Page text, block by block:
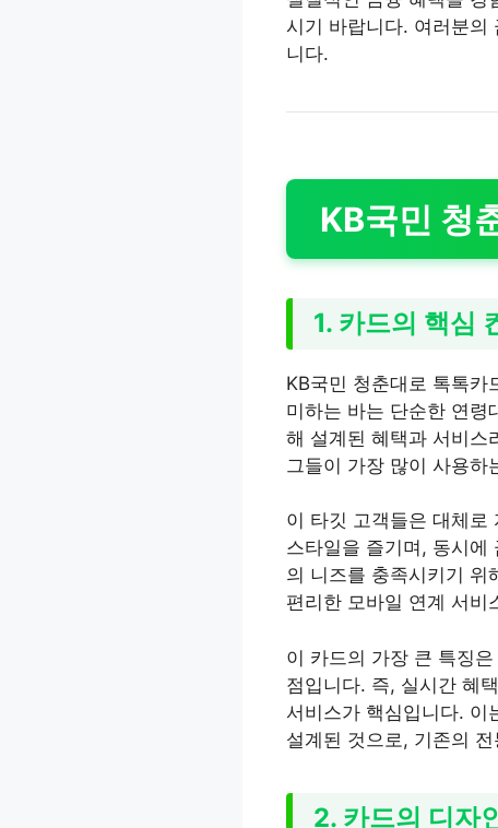
시기 바랍니다. 여러분의
니다.
KB국민 청
1. 카드의 핵심
KB국민 청춘대로 톡톡카
미하는 바는 단순한 연령
해 설계된 혜택과 서비스
그들이 가장 많이 사용하
이 타깃 고객들은 대체로
스타일을 즐기며, 동시에
의 니즈를 충족시키기 위
편리한 모바일 연계 서비
이 카드의 가장 큰 특징
점입니다. 즉, 실시간 혜
서비스가 핵심입니다. 이
설계된 것으로, 기존의
2. 카드의 디자